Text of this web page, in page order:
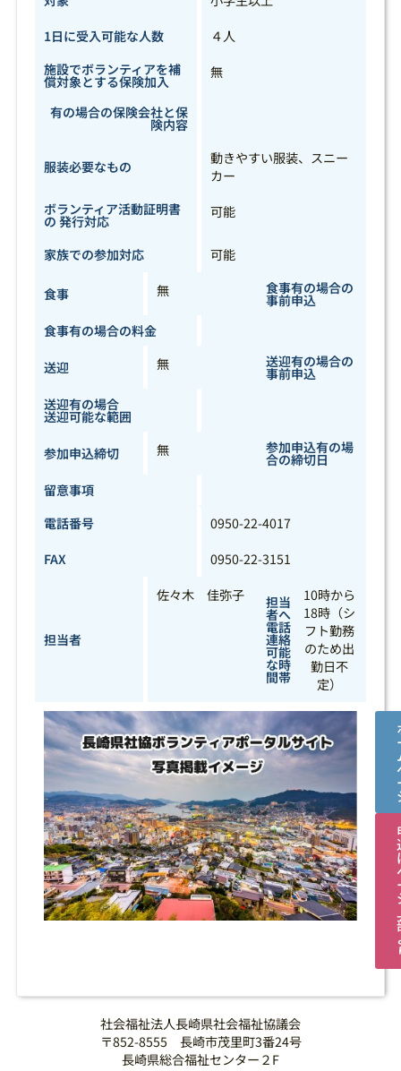
1日に受入可能な人数
４人
施設でボランティアを補
償対象とする保険加入
無
有の場合の保険会社と保
険内容
服装必要なもの
動きやすい服装、スニー
カー
ボランティア活動証明書
の 発行対応
可能
家族での参加対応 可能
食事 無 食事有の場合の
事前申込
食事有の場合の料金
送迎 無 送迎有の場合の
事前申込
送迎有の場合
送迎可能な範囲
参加申込締切 無 参加申込有の場
合の締切日
留意事項
電話番号
0950-22-4017
FAX
0950-22-3151
担当者
佐々木 佳弥子 担当
者へ
電話
連絡
可能
な時
間帯
10時から
18時（シ
フト勤務
のため出
勤日不
定）
社会福祉法人長崎県社会福祉協議会
〒852-8555 長崎市茂里町3番24号
長崎県総合福祉センター２F